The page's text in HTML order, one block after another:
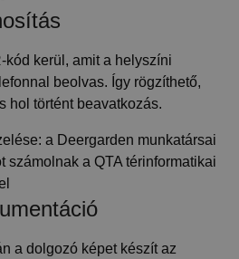
kód kerül, amit a helyszíni
beolvas. Így rögzíthető,
hol történt beavatkozás.
a dolgozó képet készít az